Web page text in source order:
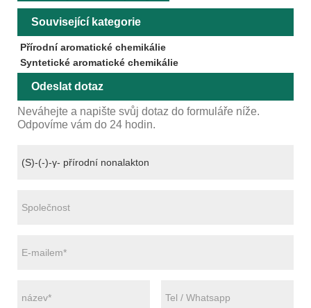
Související kategorie
Přírodní aromatické chemikálie
Syntetické aromatické chemikálie
Odeslat dotaz
Neváhejte a napište svůj dotaz do formuláře níže.
Odpovíme vám do 24 hodin.